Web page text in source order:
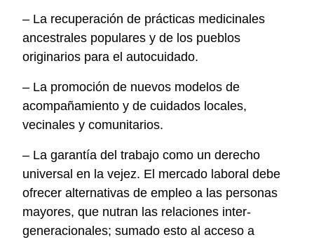
– La recuperación de prácticas medicinales
ancestrales populares y de los pueblos
originarios para el autocuidado.
– La promoción de nuevos modelos de
acompañamiento y de cuidados locales,
vecinales y comunitarios.
– La garantía del trabajo como un derecho
universal en la vejez. El mercado laboral debe
ofrecer alternativas de empleo a las personas
mayores, que nutran las relaciones inter-
generacionales; sumado esto al acceso a